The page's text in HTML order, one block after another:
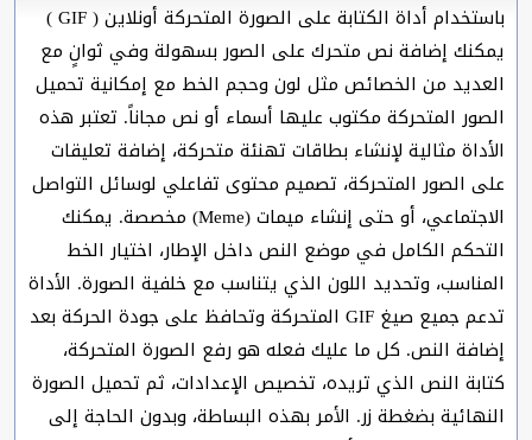
باستخدام أداة الكتابة على الصورة المتحركة أونلاين ( GIF )
يمكنك إضافة نص متحرك على الصور بسهولة وفي ثوانٍ مع
العديد من الخصائص مثل لون وحجم الخط مع إمكانية تحميل
الصور المتحركة مكتوب عليها أسماء أو نص مجاناً. تعتبر هذه
الأداة مثالية لإنشاء بطاقات تهنئة متحركة، إضافة تعليقات
على الصور المتحركة، تصميم محتوى تفاعلي لوسائل التواصل
الاجتماعي، أو حتى إنشاء ميمات (Meme) مخصصة. يمكنك
التحكم الكامل في موضع النص داخل الإطار، اختيار الخط
المناسب، وتحديد اللون الذي يتناسب مع خلفية الصورة. الأداة
تدعم جميع صيغ GIF المتحركة وتحافظ على جودة الحركة بعد
إضافة النص. كل ما عليك فعله هو رفع الصورة المتحركة،
كتابة النص الذي تريده، تخصيص الإعدادات، ثم تحميل الصورة
النهائية بضغطة زر. الأمر بهذه البساطة، وبدون الحاجة إلى